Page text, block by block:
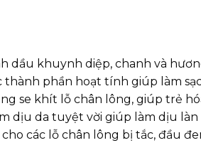
khuynh diệp, chanh và
thành phần hoạt tính giúp làm
se khít lỗ chân lông, giúp trẻ
dịu da tuyệt vời giúp làm dịu
các lỗ chân lông bị tắc, đầu